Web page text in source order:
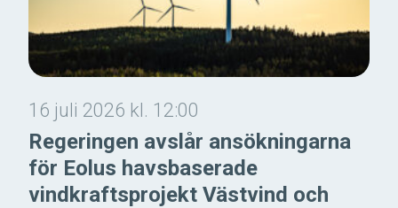
16 juli 2026 kl. 12:00
Regeringen avslår ansökningarna
för Eolus havsbaserade
vindkraftsprojekt Västvind och